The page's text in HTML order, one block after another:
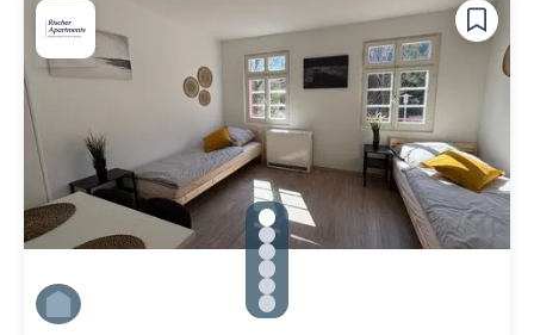
gallery.slide_selector
Zu Slide 1 wechseln
Zu Slide 2 wechseln
Zu Slide 3 wechseln
Zu Slide 4 wechseln
Zu Slide 5 wechseln
Zu Slide 6 wechseln